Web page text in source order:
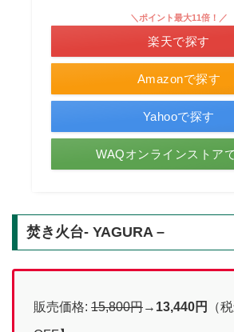
Amazonで探す
＼ポイント最大11倍！／
楽天で探す
Yahooで探す
WAQオンラインストア
焚き火台- YAGURA –
販売価格: 15,800円→ 13,440円 （